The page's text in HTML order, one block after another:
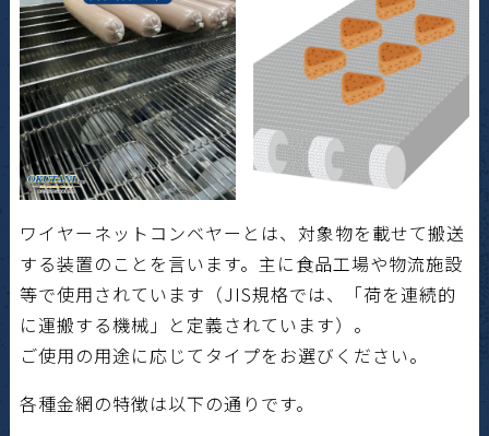
ワイヤーネットコンベヤーとは、対象物を載せて搬送
する装置のことを言います。主に食品工場や物流施設
等で使用されています（JIS規格では、「荷を連続的
に運搬する機械」と定義されています）。
ご使用の用途に応じてタイプをお選びください。
各種金網の特徴は以下の通りです。